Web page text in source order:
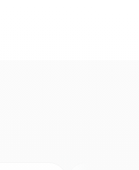
- entrega de